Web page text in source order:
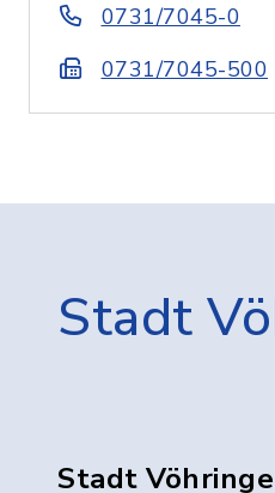
0731/7045-0
0731/7045-500
Stadt
Stadt